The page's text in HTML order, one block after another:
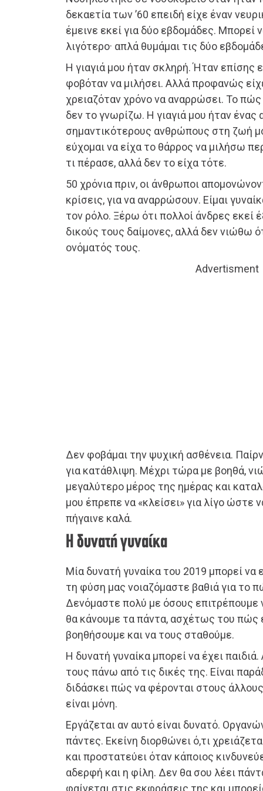
δεκαετία των ’60 επειδή είχε έναν
έμεινε εκεί για δύο εβδομάδες. Μπορεί
λιγότερο· απλά θυμάμαι τις δύο
Η γιαγιά μου ήταν σκληρή. Ήταν επίσης
φοβόταν να μιλήσει. Αλλά προφανώς
χρειαζόταν χρόνο να αναρρώσει. Το
δεν το γνωρίζω. Η γιαγιά μου ήταν ένας
σημαντικότερους ανθρώπους στη ζωή
εύχομαι να είχα το θάρρος να μιλήσω
τι πέρασε, αλλά δεν το είχα τότε.
50 χρόνια πριν, οι άνθρωποι
κρίσεις, για να αναρρώσουν. Είμαι
τον ρόλο. Ξέρω ότι πολλοί άνδρες εκεί
δικούς τους δαίμονες, αλλά δεν νιώθω
ονόματός τους.
Advertisment
Δεν φοβάμαι την ψυχική ασθένεια.
για κατάθλιψη. Μέχρι τώρα με βοηθά,
μεγαλύτερο μέρος της ημέρας και
μου έπρεπε να «κλείσει» για λίγο ώστε
πήγαινε καλά.
Η δυνατή γυναίκα
Μία δυνατή γυναίκα του 2019 μπορεί να
τη φύση μας νοιαζόμαστε βαθιά για το
Δενόμαστε πολύ με όσους επιτρέπουμε
θα κάνουμε τα πάντα, ασχέτως του πώς
βοηθήσουμε και να τους σταθούμε.
Η δυνατή γυναίκα μπορεί να έχει παιδιά.
τους πάνω από τις δικές της. Είναι
διδάσκει πώς να φέρονται στους
είναι μόνη.
Εργάζεται αν αυτό είναι δυνατό.
πάντες. Εκείνη διορθώνει ό,τι
και προστατεύει όταν κάποιος
αδερφή και η φίλη. Δεν θα σου λέει
φαίνεται στις εκφράσεις της και